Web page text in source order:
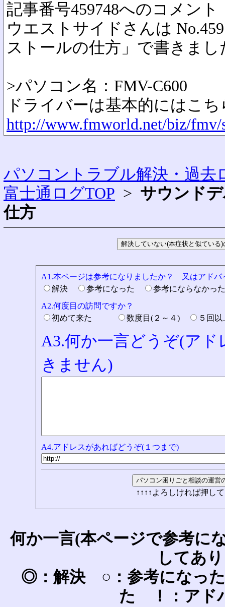
記事番号459748へのコメント
ウエストサイドさんは
ストールの仕方」で書きまし
>パソコン名：FMV-C600
ドライバーは基本的にはこ
http://www.fmworld.net/biz/fmv/
パソコントラブル解決・過去
富士通ログTOP > サウンド
仕方
A1.本ページは参考になりましたか？ 又はアドバ
解決
参考になった
参考にならなか
A2.何度目の訪問ですか？
初めて来た
数度目(２～４) ５回
A3.何か一言どうぞ(ア
きません)
A4.アドレスがあればどうぞ(１つまで)
↑↑↑↑よろしければ押し
何か一言(本ページで参考に
してあ
◎：解決 ○：参考になっ
た ！：アド